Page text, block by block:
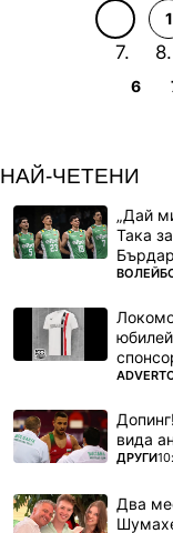
1
6
НАЙ-ЧЕТЕНИ
„Дай
Така
ПОВЕЧЕ
ПОВЕЧЕ
вида
ПОВЕЧЕ
ДРУГИ
Два